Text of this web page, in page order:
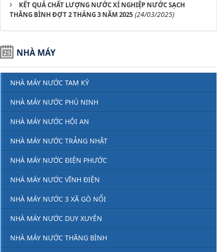
KẾT QUẢ CHẤT LƯỢNG NƯỚC XÍ NGHIỆP NƯỚC SẠCH
THĂNG BÌNH ĐỢT 2 THÁNG 3 NĂM 2025 (24/03/2025)
NHÀ MÁY
NHÀ MÁY NƯỚC TAM KỲ
NHÀ MÁY NƯỚC PHÚ NINH
NHÀ MÁY NƯỚC HỘI AN
NHÀ MÁY NƯỚC TRẢNG NHẬT
NHÀ MÁY NƯỚC ĐIỆN PHƯỚC
NHÀ MÁY NƯỚC VĨNH ĐIỆN
NHÀ MÁY NƯỚC 3 XÃ GÒ NỔI
NHÀ MÁY NƯỚC DUY XUYÊN
NHÀ MÁY NƯỚC THĂNG BÌNH